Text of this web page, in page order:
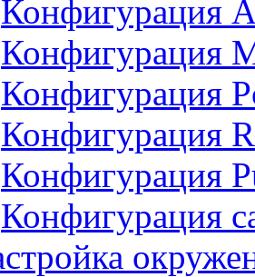
Конфигурация
Конфигурация
Конфигурация
Конфигурация
Конфигурация
Конфигурация